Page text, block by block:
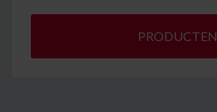
PRODUCTEN